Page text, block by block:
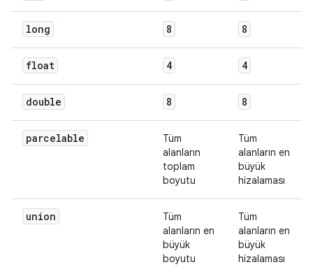
long 8 8
float 4 4
double 8 8
parcelable
Tüm
alanların
toplam
boyutu
Tüm
alanların en
büyük
hizalaması
union
Tüm
alanların en
büyük
boyutu
Tüm
alanların en
büyük
hizalaması